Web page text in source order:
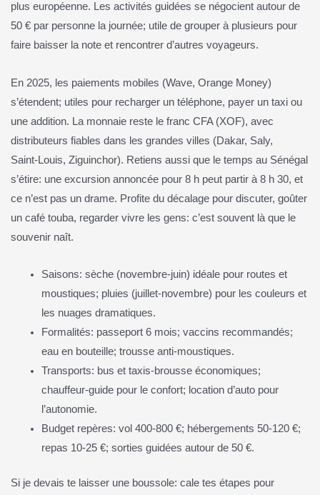
plus européenne. Les activités guidées se négocient autour de
50 € par personne la journée; utile de grouper à plusieurs pour
faire baisser la note et rencontrer d’autres voyageurs.
En 2025, les paiements mobiles (Wave, Orange Money)
s’étendent; utiles pour recharger un téléphone, payer un taxi ou
une addition. La monnaie reste le franc CFA (XOF), avec
distributeurs fiables dans les grandes villes (Dakar, Saly,
Saint‑Louis, Ziguinchor). Retiens aussi que le temps au Sénégal
s’étire: une excursion annoncée pour 8 h peut partir à 8 h 30, et
ce n’est pas un drame. Profite du décalage pour discuter, goûter
un café touba, regarder vivre les gens: c’est souvent là que le
souvenir naît.
Saisons: sèche (novembre‑juin) idéale pour routes et
moustiques; pluies (juillet‑novembre) pour les couleurs et
les nuages dramatiques.
Formalités: passeport 6 mois; vaccins recommandés;
eau en bouteille; trousse anti‑moustiques.
Transports: bus et taxis‑brousse économiques;
chauffeur‑guide pour le confort; location d’auto pour
l’autonomie.
Budget repères: vol 400‑800 €; hébergements 50‑120 €;
repas 10‑25 €; sorties guidées autour de 50 €.
Si je devais te laisser une boussole: cale tes étapes pour